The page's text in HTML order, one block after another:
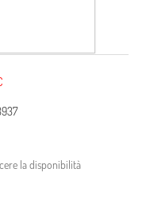
la disponibilità